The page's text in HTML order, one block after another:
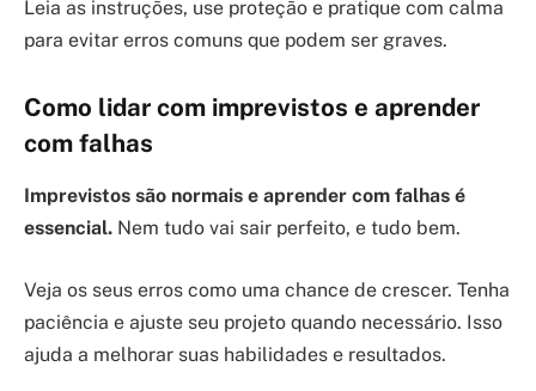
Leia as instruções, use proteção e pratique com calma
para evitar erros comuns que podem ser graves.
Como lidar com imprevistos e aprender
com falhas
Imprevistos são normais e aprender com falhas é
essencial. Nem tudo vai sair perfeito, e tudo bem.
Veja os seus erros como uma chance de crescer. Tenha
paciência e ajuste seu projeto quando necessário. Isso
ajuda a melhorar suas habilidades e resultados.